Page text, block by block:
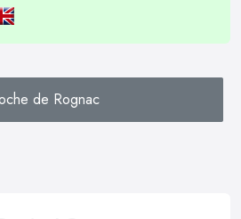
de Rognac